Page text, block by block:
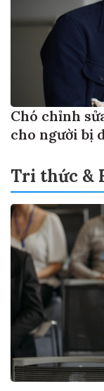
Chó chỉnh
cho người bị
Tri thức &